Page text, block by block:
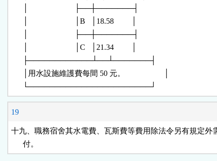
      │                        ├──┼───────┤
      │                        │B   │18.58         │
      │                        ├──┼───────┤
      │                        │C   │21.34         │
      ├────────────┴──┴───────┤
      │用水設施維護費每間 50 元。                    │
      └───────────────────────┘
19
十九、職務宿舍其水電費、瓦斯費等費用除法令另有規定外
      付。